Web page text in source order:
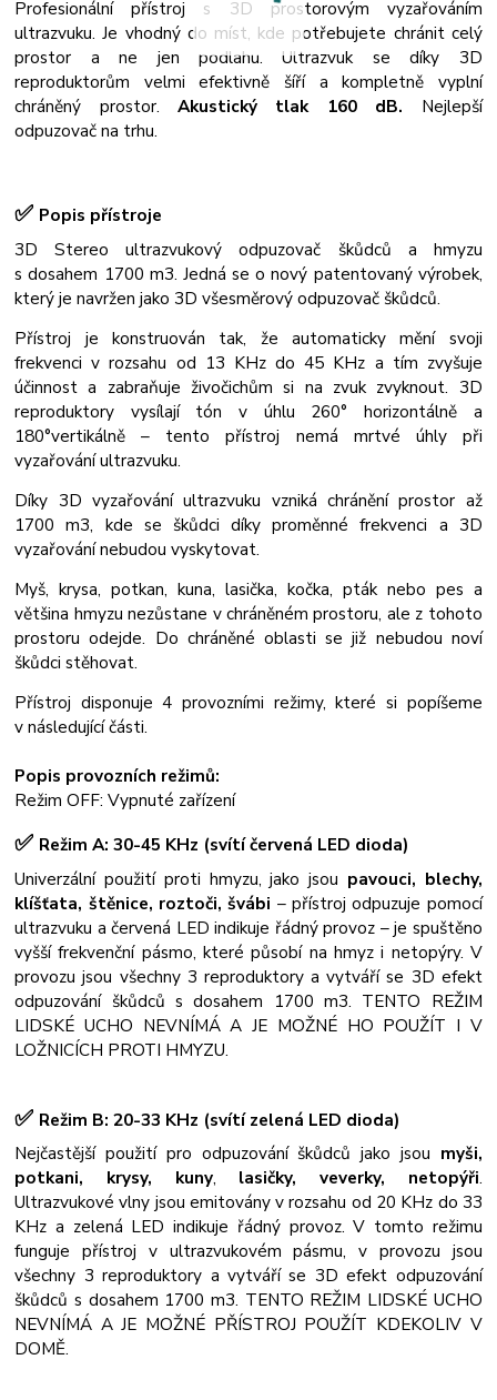
Profesionální přístroj s 3D prostorovým vyzařováním
ultrazvuku. Je vhodný do míst, kde potřebujete chránit celý
prostor a ne jen podlahu. Ultrazvuk se díky 3D
reproduktorům velmi efektivně šíří a kompletně vyplní
chráněný prostor.Akustický tlak 160 dB. Nejlepší
odpuzovač na trhu.
✅ Popis přístroje
3D Stereo ultrazvukový odpuzovač škůdců a hmyzu
s dosahem 1700 m3. Jedná se o nový patentovaný výrobek,
který je navržen jako 3D všesměrový odpuzovač škůdců.
Přístroj je konstruován tak, že automaticky mění svoji
frekvenci v rozsahu od 13 KHz do 45 KHz a tím zvyšuje
účinnost a zabraňuje živočichům si na zvuk zvyknout. 3D
reproduktory vysílají tón v úhlu 260° horizontálně a
180°vertikálně – tento přístroj nemá mrtvé úhly při
vyzařování ultrazvuku.
Díky 3D vyzařování ultrazvuku vzniká chránění prostor až
1700 m3, kde se škůdci díky proměnné frekvenci a 3D
vyzařování nebudou vyskytovat.
Myš, krysa, potkan, kuna, lasička, kočka, pták nebo pes a
většina hmyzu nezůstane v chráněném prostoru, ale z tohoto
prostoru odejde. Do chráněné oblasti se již nebudou noví
škůdci stěhovat.
Přístroj disponuje 4 provozními režimy, které si popíšeme
v následující části.
Popis provozních režimů:
Režim OFF: Vypnuté zařízení
✅ Režim A: 30-45 KHz (svítí červená LED dioda)
Univerzální použití proti hmyzu, jako jsou pavouci, blechy,
klíšťata, štěnice, roztoči, švábi – přístroj odpuzuje pomocí
ultrazvuku a červená LED indikuje řádný provoz – je spuštěno
vyšší frekvenční pásmo, které působí na hmyz i netopýry. V
provozu jsou všechny 3 reproduktory a vytváří se 3D efekt
odpuzování škůdců s dosahem 1700 m3. TENTO REŽIM
LIDSKÉ UCHO NEVNÍMÁ A JE MOŽNÉ HO POUŽÍT I V
LOŽNICÍCH PROTI HMYZU.
✅ Režim B: 20-33 KHz (svítí zelená LED dioda)
Nejčastější použití pro odpuzování škůdců jako jsou myši,
potkani, krysy, kuny, lasičky, veverky, netopýři.
Ultrazvukové vlny jsou emitovány v rozsahu od 20 KHz do 33
KHz a zelená LED indikuje řádný provoz. V tomto režimu
funguje přístroj v ultrazvukovém pásmu, v provozu jsou
všechny 3 reproduktory a vytváří se 3D efekt odpuzování
škůdců s dosahem 1700 m3. TENTO REŽIM LIDSKÉ UCHO
NEVNÍMÁ A JE MOŽNÉ PŘÍSTROJ POUŽÍT KDEKOLIV V
DOMĚ.